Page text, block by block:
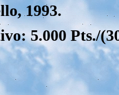
1993.
5.000 Pts./